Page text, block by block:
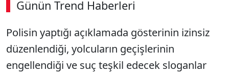
Günün Trend Haberleri
Polisin yaptığı açıklamada gösterinin izinsiz
düzenlendiği, yolcuların geçişlerinin
engellendiği ve suç teşkil edecek sloganlar